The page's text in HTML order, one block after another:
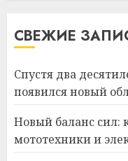
СВЕЖИЕ
Спустя два
появился новый
Новый баланс сил:
мототехники и